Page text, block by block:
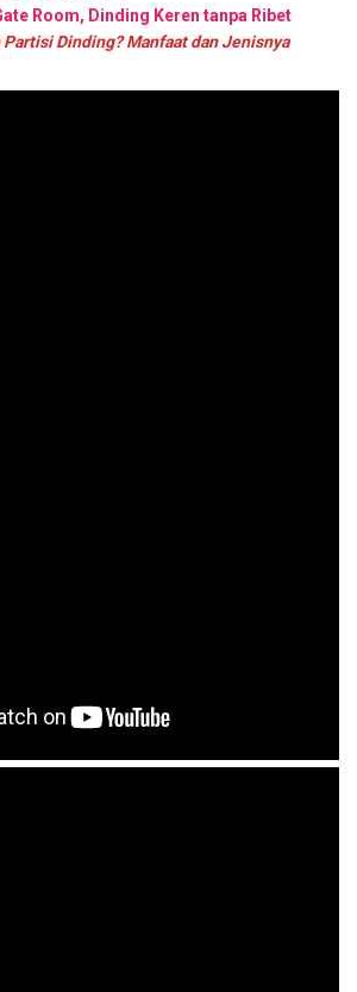
Room, Dinding Keren tanpa Ribet
Dinding? Manfaat dan Jenisnya